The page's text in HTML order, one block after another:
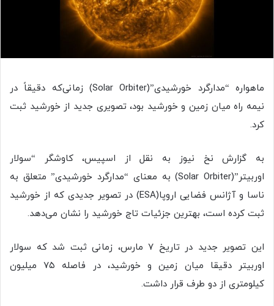
ماهواره “مدارگرد خورشیدی”(Solar Orbiter) زمانی‌که دقیقاً در
نیمه راه میان زمین و خورشید بود، تصویری جدید از خورشید ثبت
کرد.
به گزارش نخ نیوز به نقل از اسپیس، کاوشگر “سولار
اوربیتر”(Solar Orbiter) به معنای “مدارگرد خورشیدی” متعلق به
ناسا و آژانس فضایی اروپا(ESA) در تصویر جدیدی که از خورشید
ثبت کرده است، بهترین جزئیات تاج خورشید را نشان می‌دهد.
این تصویر جدید در تاریخ ۷ مارس، زمانی ثبت شد که سولار
اوربیتر دقیقا میان زمین و خورشید، در فاصله ۷۵ میلیون
کیلومتری از دو طرف قرار داشت.